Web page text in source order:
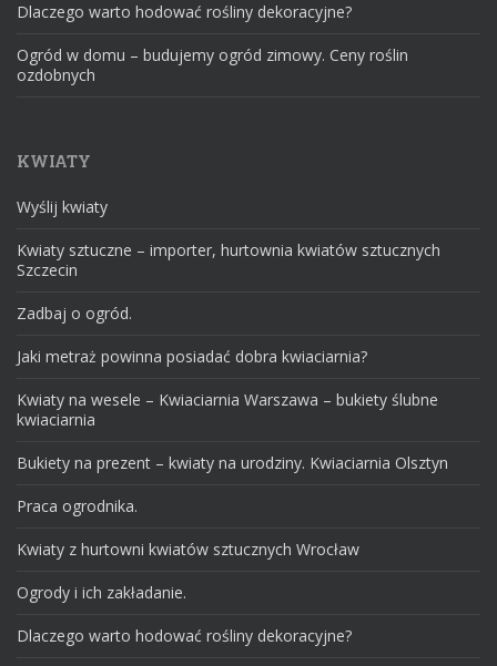
Dlaczego warto hodować rośliny dekoracyjne?
Ogród w domu – budujemy ogród zimowy. Ceny roślin
ozdobnych
KWIATY
Wyślij kwiaty
Kwiaty sztuczne – importer, hurtownia kwiatów sztucznych
Szczecin
Zadbaj o ogród.
Jaki metraż powinna posiadać dobra kwiaciarnia?
Kwiaty na wesele – Kwiaciarnia Warszawa – bukiety ślubne
kwiaciarnia
Bukiety na prezent – kwiaty na urodziny. Kwiaciarnia Olsztyn
Praca ogrodnika.
Kwiaty z hurtowni kwiatów sztucznych Wrocław
Ogrody i ich zakładanie.
Dlaczego warto hodować rośliny dekoracyjne?